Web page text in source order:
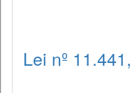
Lei nº